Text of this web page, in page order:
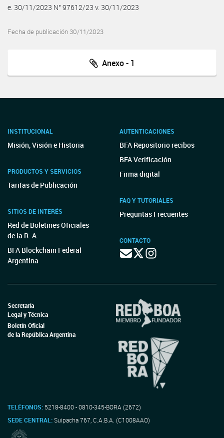
e. 30/11/2023 N° 97612/23 v. 30/11/2023
Fecha de publicación 30/11/2023
Anexo - 1
INSTITUCIONAL
Misión, Visión e Historia
PRODUCTOS Y SERVICIOS
Tarifas de Publicación
SITIOS DE INTERÉS
Red de Boletines Oficiales
de la R. A.
BFA Blockchain Federal
Argentina
AUTENTICACIONES
BFA Repositorio recibos
BFA Verificación
Firma digital
FAQ Y TUTORIALES
Preguntas Frecuentes
CONTACTO
Secretaría
Legal y Técnica
Boletín Oficial
de la República Argentina
TELÉFONOS: 5218-8400 - 0810-345-BORA (2672)
SEDE CENTRAL:Suipacha 767, C.A.B.A. (C1008AAO)